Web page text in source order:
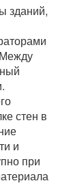
зданий,
стен в
и
при